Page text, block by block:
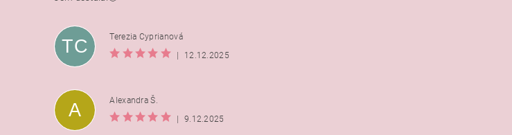
TC
Terezia Cyprianová
12.12.2025
A
Alexandra Š.
9.12.2025